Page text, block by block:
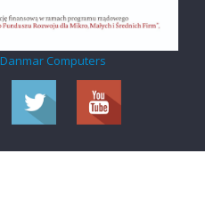
Danmar Computers